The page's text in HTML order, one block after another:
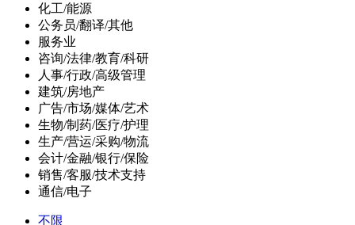
化工/能源
公务员/翻译/其他
服务业
咨询/法律/教育/科研
人事/行政/高级管理
建筑/房地产
广告/市场/媒体/艺术
生物/制药/医疗/护理
生产/营运/采购/物流
会计/金融/银行/保险
销售/客服/技术支持
通信/电子
不限